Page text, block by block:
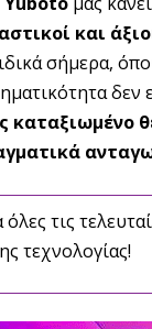
και
σήμερα,
δεν
καταξιωμένο
όλες τις
τεχνολογίας!